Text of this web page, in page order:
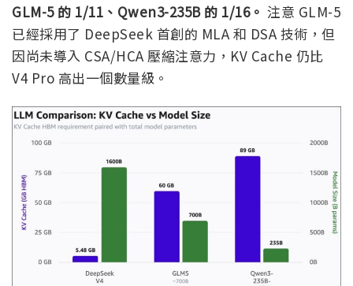
GLM-5 的 1/11、Qwen3-235B 的 1/16。 注意 GLM-5
已經採用了 DeepSeek 首創的 MLA 和 DSA 技術，但
因尚未導入 CSA/HCA 壓縮注意力，KV Cache 仍比
V4 Pro 高出一個數量級。